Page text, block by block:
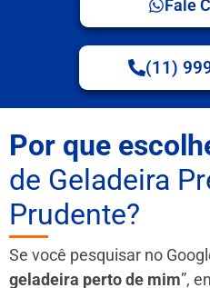
Fale
(11)
Por que
de Geladeira
Prudente?
Se você pesquisar no
geladeira perto de mim”,